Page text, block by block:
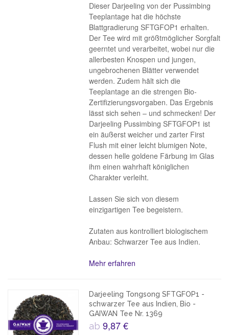
Dieser Darjeeling von der Pussimbing
Teeplantage hat die höchste
Blattgradierung SFTGFOP1 erhalten.
Der Tee wird mit größtmöglicher Sorgfalt
geerntet und verarbeitet, wobei nur die
allerbesten Knospen und jungen,
ungebrochenen Blätter verwendet
werden. Zudem hält sich die
Teeplantage an die strengen Bio-
Zertifizierungsvorgaben. Das Ergebnis
lässt sich sehen – und schmecken! Der
Darjeeling Pussimbing SFTGFOP1 ist
ein äußerst weicher und zarter First
Flush mit einer leicht blumigen Note,
dessen helle goldene Färbung im Glas
ihm einen wahrhaft königlichen
Charakter verleiht.
Lassen Sie sich von diesem
einzigartigen Tee begeistern.
Zutaten aus kontrolliert biologischem
Anbau: Schwarzer Tee aus Indien.
Mehr erfahren
Darjeeling Tongsong SFTGFOP1 -
schwarzer Tee aus Indien, Bio -
GAIWAN Tee Nr. 1369
ab9,87 €